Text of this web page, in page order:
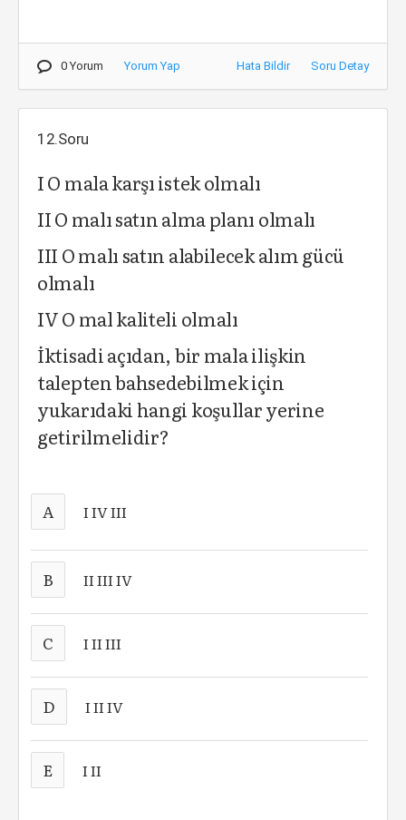
0 Yorum Yorum Yap Hata Bildir Soru Detay
12.Soru
I O mala karşı istek olmalı
II O malı satın alma planı olmalı
III O malı satın alabilecek alım gücü
olmalı
IV O mal kaliteli olmalı
İktisadi açıdan, bir mala ilişkin
talepten bahsedebilmek için
yukarıdaki hangi koşullar yerine
getirilmelidir?
A I IV III
B II III IV
C I II III
D I II IV
E I II